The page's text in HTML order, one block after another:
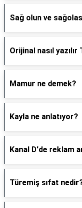
Sağ olun ve
Orijinal nasıl yazılır
Mamur ne demek?
Kayla ne anlatıyor?
Kanal D'de reklam
Türemiş sıfat